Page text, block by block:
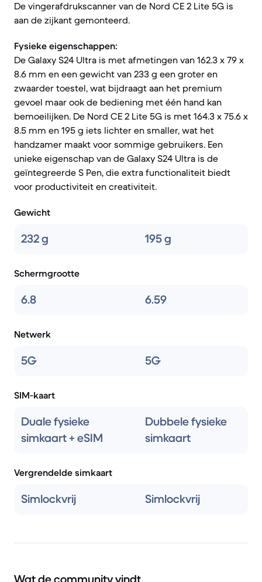
De vingerafdrukscanner van de Nord CE 2 Lite 5G is
aan de zijkant gemonteerd.
Fysieke eigenschappen:
De Galaxy S24 Ultra is met afmetingen van 162.3 x 79 x
8.6 mm en een gewicht van 233 g een groter en
zwaarder toestel, wat bijdraagt aan het premium
gevoel maar ook de bediening met één hand kan
bemoeilijken. De Nord CE 2 Lite 5G is met 164.3 x 75.6 x
8.5 mm en 195 g iets lichter en smaller, wat het
handzamer maakt voor sommige gebruikers. Een
unieke eigenschap van de Galaxy S24 Ultra is de
geïntegreerde S Pen, die extra functionaliteit biedt
voor productiviteit en creativiteit.
Gewicht
232 g 195 g
Schermgrootte
6.8 6.59
Netwerk
5G 5G
SIM-kaart
Duale fysieke
simkaart + eSIM
Dubbele fysieke
simkaart
Vergrendelde simkaart
Simlockvrij Simlockvrij